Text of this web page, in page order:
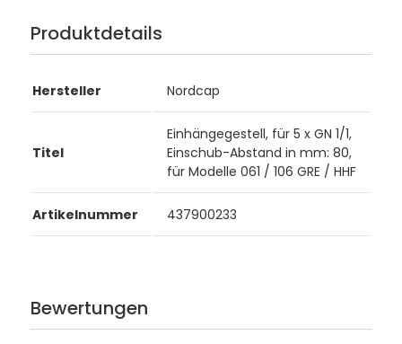
Produktdetails
Hersteller Nordcap
Titel
Einhängegestell, für 5 x GN 1/1,
Einschub-Abstand in mm: 80,
für Modelle 061 / 106 GRE / HHF
Artikelnummer 437900233
Bewertungen